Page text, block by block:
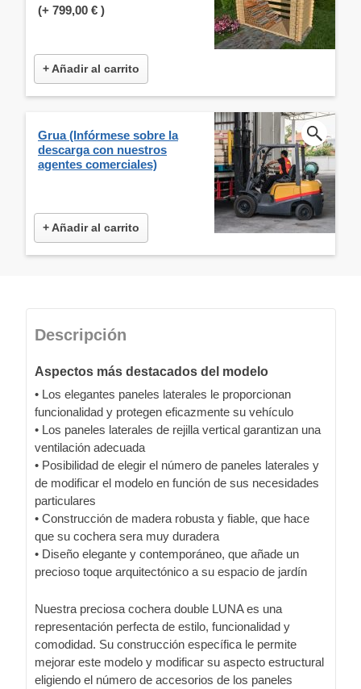
(+ 799,00 € )
+ Añadir al carrito
Grua (Infórmese sobre la
descarga con nuestros
agentes comerciales)
+ Añadir al carrito
Descripción
Aspectos más destacados del modelo
• Los elegantes paneles laterales le proporcionan
funcionalidad y protegen eficazmente su vehículo
• Los paneles laterales de rejilla vertical garantizan una
ventilación adecuada
• Posibilidad de elegir el número de paneles laterales y
de modificar el modelo en función de sus necesidades
particulares
• Construcción de madera robusta y fiable, que hace
que su cochera sera muy duradera
• Diseño elegante y contemporáneo, que añade un
precioso toque arquitectónico a su espacio de jardín
Nuestra preciosa cochera double LUNA es una
representación perfecta de estilo, funcionalidad y
comodidad. Su construcción específica le permite
mejorar este modelo y modificar su aspecto estructural
eligiendo el número de accesorios de los paneles